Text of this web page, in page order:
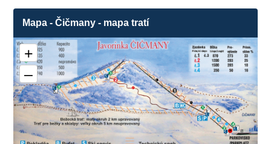
Mapa - Čičmany - mapa tratí
2
3
4
1
1
❌
❌
❌
❌
❌
+
–